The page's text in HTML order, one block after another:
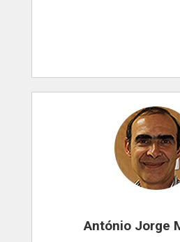
António Jorge